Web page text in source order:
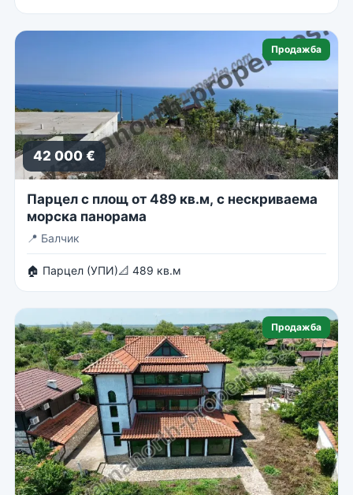
Продажба
42 000 €
Парцел с площ от 489 кв.м, с нескриваема
морска панорама
📍 Балчик
🏠 Парцел (УПИ)📐 489 кв.м
Продажба